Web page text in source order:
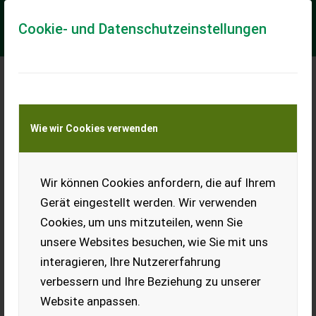
Cookie- und Datenschutzeinstellungen
Wie wir Cookies verwenden
Wir können Cookies anfordern, die auf Ihrem
Gerät eingestellt werden. Wir verwenden
Cookies, um uns mitzuteilen, wenn Sie
unsere Websites besuchen, wie Sie mit uns
interagieren, Ihre Nutzererfahrung
verbessern und Ihre Beziehung zu unserer
Website anpassen.
Deutz Fahr Agrotron TTV 630
Zapfwelle 540/540E/1000/1000E - mit 5 DW
EUR 61.120 inkl. 13% MwSt./Verm.